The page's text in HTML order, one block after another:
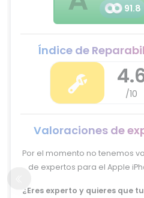
91.8
Índice de
/10
Valoraciones de
Por el momento no tenemos
de expertos para el Apple
¿Eres experto y quieres que